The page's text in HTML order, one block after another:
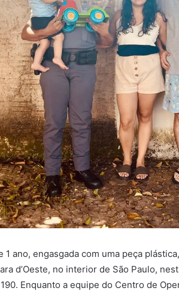
1 ano, engasgada com uma peça
d’Oeste, no interior de São Paulo,
Enquanto a equipe do Centro de